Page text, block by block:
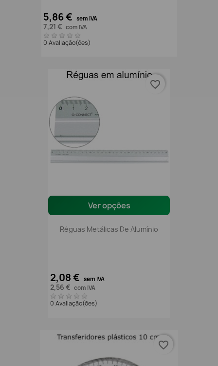
5,86 € sem IVA
7,21 € com IVA
0 Avaliação(ões)
Ver opções
Réguas Metálicas De Alumínio
2,08 € sem IVA
2,56 € com IVA
0 Avaliação(ões)
favorite_border
favorite_border